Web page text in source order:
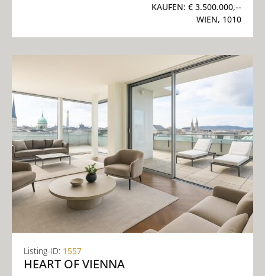
KAUFEN: € 3.500.000,--
WIEN, 1010
Listing-ID: 1557
HEART OF VIENNA